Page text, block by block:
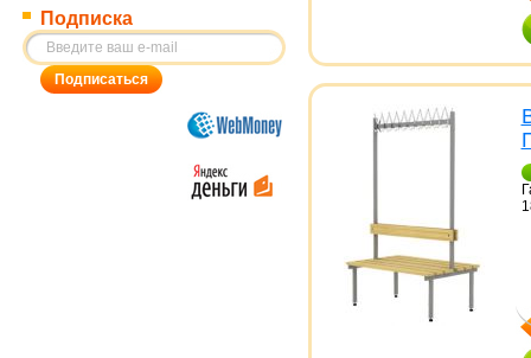
Подписка